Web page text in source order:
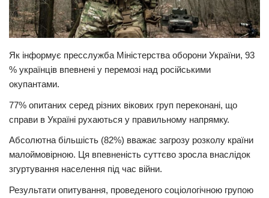
Рецепти
Привітання
Здоров’я
Трагедії
Курйози
Суспільство
Як інформує пресслужба Міністерства оборони України, 93
% українців впевнені у перемозі над російськими
окупантами.
77% опитаних серед різних вікових груп переконані, що
справи в Україні рухаються у правильному напрямку.
Абсолютна більшість (82%) вважає загрозу розколу країни
малоймовірною. Ця впевненість суттєво зросла внаслідок
згуртування населення під час війни.
Результати опитування, проведеного соціологічною групою